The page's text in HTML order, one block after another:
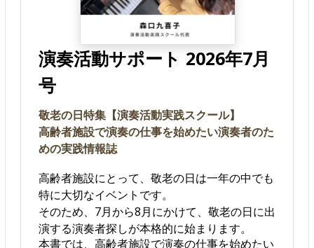
演奏活動サポート 2026年7月
号
敬老の日特集【演奏活動実践スクール】
高齢者施設で演奏の仕事を始めたい演奏者のた
めの実践情報誌
高齢者施設にとって、敬老の日は一年の中でも
特に大切なイベントです。
そのため、7月から8月にかけて、敬老の日に出
演する演奏者探しが本格的に始まります。
本書では、高齢者施設で演奏の仕事を始めたい